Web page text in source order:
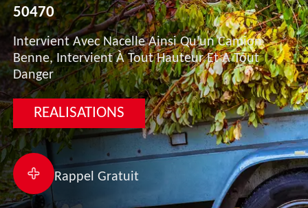
50470
Intervient Avec Nacelle Ainsi Qu'un Camion
Benne, Intervient À Tout Hauteur Et A Tout
Danger
REALISATIONS
Rappel Gratuit